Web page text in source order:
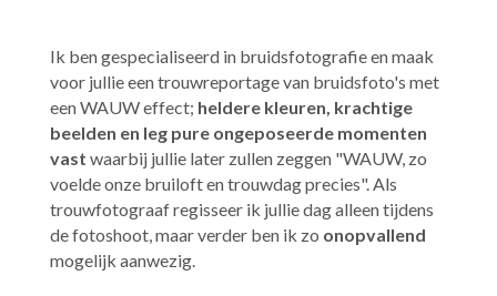
Ik ben gespecialiseerd in bruidsfotografie en maak
voor jullie een trouwreportage van bruidsfoto's met
een WAUW effect; heldere kleuren, krachtige
beelden en leg pure ongeposeerde momenten
vast waarbij jullie later zullen zeggen "WAUW, zo
voelde onze bruiloft en trouwdag precies". Als
trouwfotograaf regisseer ik jullie dag alleen tijdens
de fotoshoot, maar verder ben ik zo onopvallend
mogelijk aanwezig.